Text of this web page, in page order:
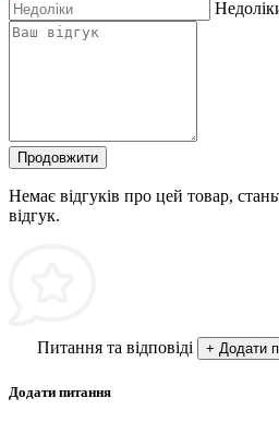
Продовжити
Немає відгуків про цей товар,
відгук.
Питання та відповіді + Додати
Додати питання